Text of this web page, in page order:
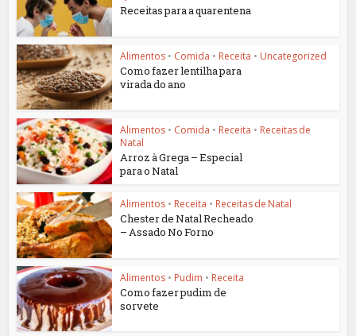
Receitas para a quarentena
Alimentos • Comida • Receita • Uncategorized
Como fazer lentilha para
virada do ano
Alimentos • Comida • Receita • Receitas de
Natal
Arroz à Grega – Especial
para o Natal
Alimentos • Receita • Receitas de Natal
Chester de Natal Recheado
– Assado No Forno
Alimentos • Pudim • Receita
Como fazer pudim de
sorvete